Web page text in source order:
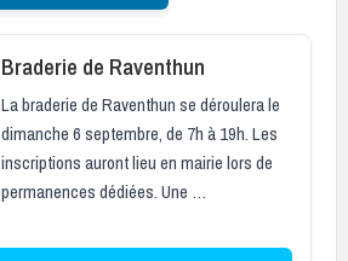
Braderie de Raventhun
La braderie de Raventhun se déroulera le
dimanche 6 septembre, de 7h à 19h. Les
inscriptions auront lieu en mairie lors de
permanences dédiées. Une …